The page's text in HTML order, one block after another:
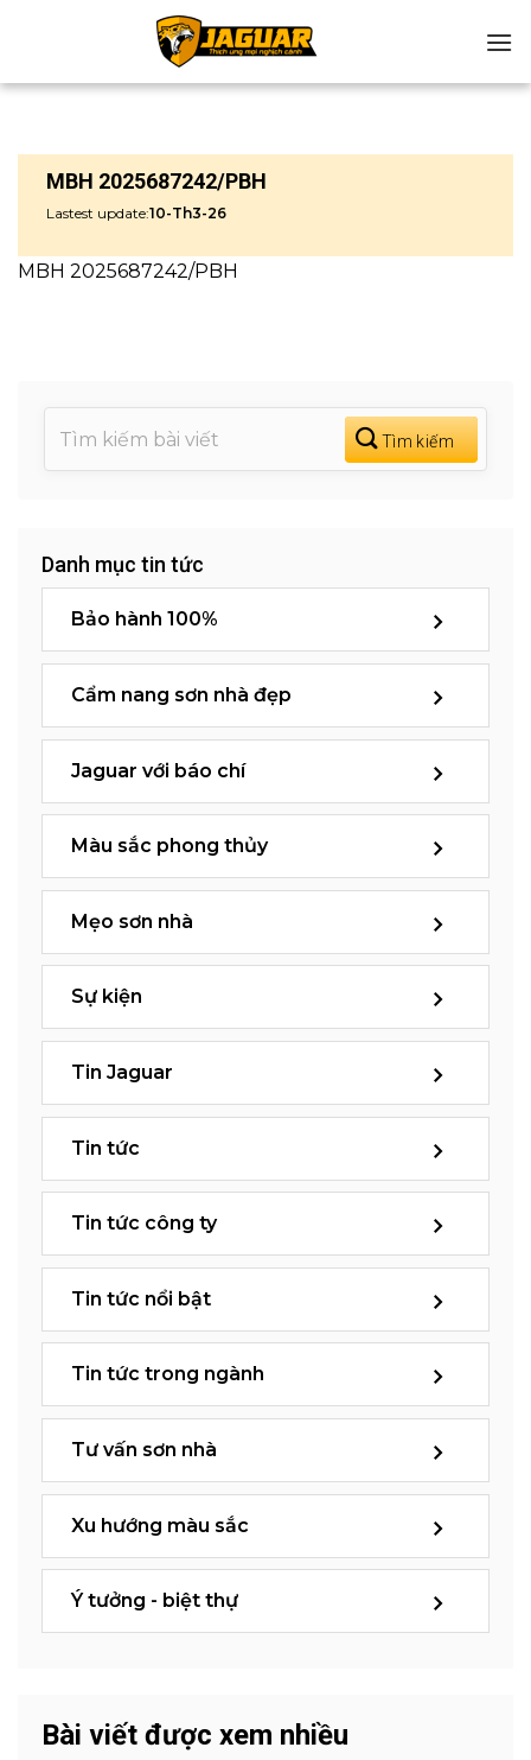
MBH 2025687242/PBH
Lastest update:10-Th3-26
MBH 2025687242/PBH
Danh mục tin tức
Bảo hành 100%
Cẩm nang sơn nhà đẹp
Jaguar với báo chí
Màu sắc phong thủy
Mẹo sơn nhà
Sự kiện
Tin Jaguar
Tin tức
Tin tức công ty
Tin tức nổi bật
Tin tức trong ngành
Tư vấn sơn nhà
Xu hướng màu sắc
Ý tưởng - biệt thự
Bài viết được xem nhiều